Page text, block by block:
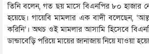
তিনি বলেন, গত ছয় মাসে বিএনপির ৮০ হাজার
হয়েছে। গায়েবি মামলার এক বাদী বলেছেন,
করিনি’। অথচ ওই মামলার আসামি হিসেবে
ডান্ডাবেড়ি পরিয়ে মায়ের জানাজায় নিয়ে যাওয়া